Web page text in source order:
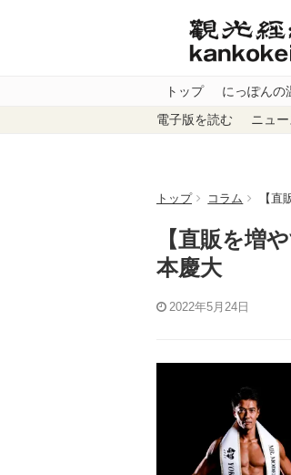
トップ にっぽんの
電子版を読む ニュー
トップ コラム 【
【直販を増
本慶大
2022年5月24日